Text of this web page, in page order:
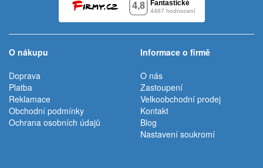
O nákupu
Doprava
Platba
Reklamace
Obchodní podmínky
Ochrana osobních údajů
Informace o firmě
O nás
Zastoupení
Velkoobchodní prodej
Kontakt
Blog
Nastavení soukromí